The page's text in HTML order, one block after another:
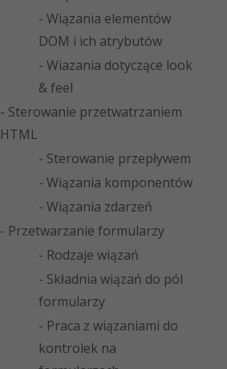
- Wiązania elementów
DOM i ich atrybutów
- Wiazania dotyczące look
& feel
- Sterowanie przetwatrzaniem
HTML
- Sterowanie przepływem
- Wiązania komponentów
- Wiązania zdarzeń
- Przetwarzanie formularzy
- Rodzaje wiązań
- Składnia wiązań do pól
formularzy
- Praca z wiązaniami do
kontrolek na